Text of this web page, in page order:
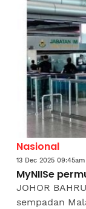
Nasional
13 Dec 2025 09:45am
MyNIISe
JOHOR
sempadan